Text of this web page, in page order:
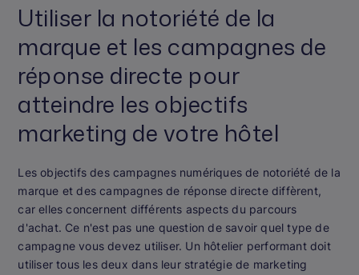
Utiliser la notoriété de la
marque et les campagnes de
réponse directe pour
atteindre les objectifs
marketing de votre hôtel
Les objectifs des campagnes numériques de notoriété de la
marque et des campagnes de réponse directe diffèrent,
car elles concernent différents aspects du parcours
d'achat. Ce n'est pas une question de savoir quel type de
campagne vous devez utiliser. Un hôtelier performant doit
utilisertous les deux dans leur stratégie de marketing